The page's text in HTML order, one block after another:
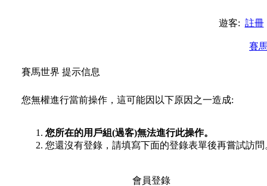
遊客: 註冊
賽
賽馬世界 提示信息
您無權進行當前操作，這可能因以下原因之一造成:
您所在的用戶組(過客)無法進行此操作。
您還沒有登錄，請填寫下面的登錄表單後再嘗試訪問
會員登錄